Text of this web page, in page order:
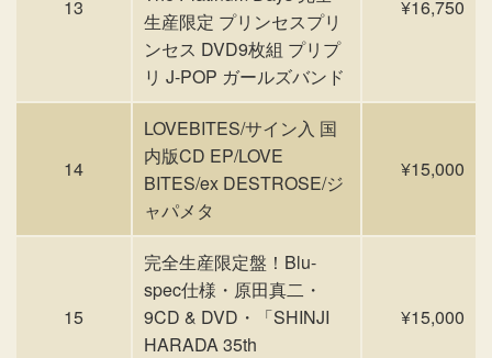
13
生産限定 プリンセスプリ
ンセス DVD9枚組 プリプ
リ J-POP ガールズバンド
¥16,750
14
LOVEBITES/サイン入 国
内版CD EP/LOVE
BITES/ex DESTROSE/ジ
ャパメタ
¥15,000
15
完全生産限定盤！Blu-
spec仕様・原田真二・
9CD & DVD・「SHINJI
HARADA 35th
¥15,000